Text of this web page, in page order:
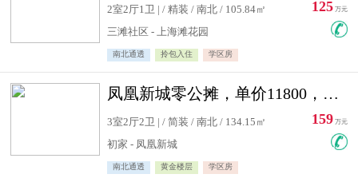
2室2厅1卫 | / 精装 / 南北 / 105.84㎡
三滩社区 - 上海滩花园
南北通透 拎包入住 学区房
125 万元
凤凰新城零公摊，单价11800，白银楼层，一个车库另算
3室2厅2卫 | / 简装 / 南北 / 134.15㎡
初家 - 凤凰新城
南北通透 黄金楼层 学区房
159 万元